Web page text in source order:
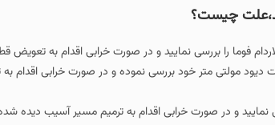
چیست؟
فوما را بررسی نمایید و در صورت خرابی اقدام به تعویض
دیود مولتی متر خود بررسی نموده و در صورت خرابی اقدام
و در صورت خرابی اقدام به ترمیم مسیر آسیب دیده